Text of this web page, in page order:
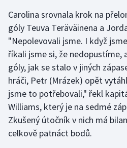
Parasport
Plavání
Plážový volejbal
Ragby
Rychlobruslení
Rychlostní kanoistika
Carolina srovnala krok na
góly Teuva Teräväinena a
"Nepolevovali jsme. I když
říkali jsme si, že nedopustíme,
góly, jak se stalo v jiných
hráči, Petr (Mrázek) opět
jsme to potřebovali," řekl
Williams, který je na sedmé
Zkušený útočník v nich má
celkově patnáct bodů.